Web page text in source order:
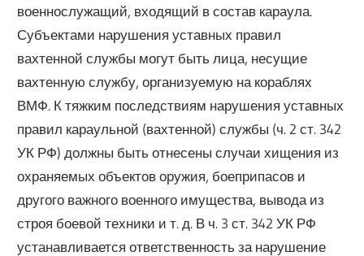
военнослужащий, входящий в состав караула.
Субъектами нарушения уставных правил
вахтенной службы могут быть лица, несущие
вахтенную службу, организуемую на кораблях
ВМФ. К тяжким последствиям нарушения уставных
правил караульной (вахтенной) службы (ч. 2 ст. 342
УК РФ) должны быть отнесены случаи хищения из
охраняемых объектов оружия, боеприпасов и
другого важного военного имущества, вывода из
строя боевой техники и т. д. В ч. 3 ст. 342 УК РФ
устанавливается ответственность за нарушение